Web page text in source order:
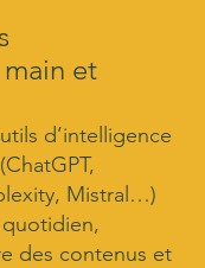
et
d’intelligence
Mistral…)
des contenus et